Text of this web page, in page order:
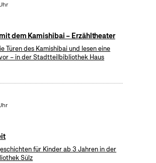
dem Kamishibai – Erzähltheater
Türen des Kamishibai und lesen eine
– in der Stadtteilbibliothek Haus
für Kinder ab 3 Jahren in der
Sülz